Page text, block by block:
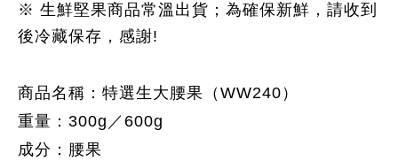
※ 生鮮堅果商品常溫出貨；為確保新鮮，請收到
後冷藏保存，感謝!
商品名稱：特選生大腰果（WW240）
重量：300g／600g
成分：腰果